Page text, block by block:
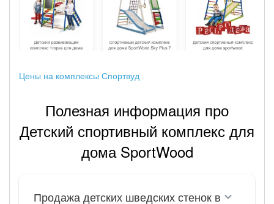
Цены на комплексы Спортвуд
Полезная информация про
Детский спортивный комплекс для
дома SportWood
Продажа детских шведских стенок в